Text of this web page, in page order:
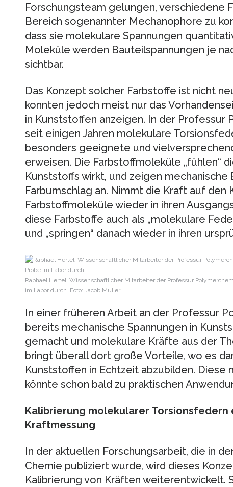
Forschungsteam gelungen, verschiedene
Bereich sogenannter Mechanophore zu
dass sie molekulare Spannungen
Moleküle werden Bauteilspannungen je
sichtbar.
Das Konzept solcher Farbstoffe ist nicht
konnten jedoch meist nur das
in Kunststoffen anzeigen. In der Professur
seit einigen Jahren molekulare
besonders geeignete und
erweisen. Die Farbstoffmoleküle „fühlen“
Kunststoffs wirkt, und zeigen
Farbumschlag an. Nimmt die Kraft auf den
Farbstoffmoleküle wieder in ihren
diese Farbstoffe auch als „molekulare
und „springen“ danach wieder in ihren
Raphael Hertel, Wissenschaftlicher Mitarbeiter der Professur
im Labor durch. Foto: Jacob Müller
In einer früheren Arbeit an der Professur
bereits mechanische Spannungen in
gemacht und molekulare Kräfte aus der
bringt überall dort große Vorteile, wo es
Kunststoffen in Echtzeit abzubilden. Diese
könnte schon bald zu praktischen
Kalibrierung molekularer
Kraftmessung
In der aktuellen Forschungsarbeit, die in
Chemie publiziert wurde, wird dieses
Kalibrierung von Kräften weiterentwickelt.